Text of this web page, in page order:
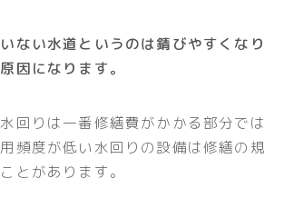
ない水道というのは錆びやすくなり
因になります。
回りは一番修繕費がかかる部分では
頻度が低い水回りの設備は修繕の規
とがあります。